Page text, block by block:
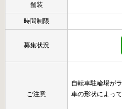
舗装
時間制限
募集状況
ご注意
自転車駐輪場が
車の形状によっ